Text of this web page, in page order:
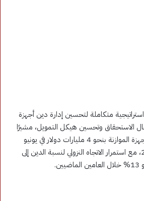
متكاملة لتحسين إدارة دين أجهزة
الاستحقاق وتحسين هيكل التمويل، مشيرًا
إلى تراجع الدين الخارجي لأجهزة الموازنة بنحو 4 مليارات دولار في يونيو
2025 مقارنة بيونيو 2023، مع استمرار الاتجاه النزولي لنسبة الدين إلى